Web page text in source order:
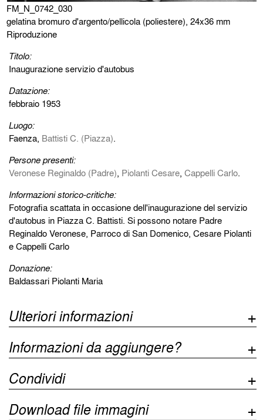
FM_N_0742_030
gelatina bromuro d'argento/pellicola (poliestere), 24x36 mm
Riproduzione
Titolo:
Inaugurazione servizio d'autobus
Datazione:
febbraio 1953
Luogo:
Faenza, Battisti C. (Piazza).
Persone presenti:
Veronese Reginaldo (Padre), Piolanti Cesare,Cappelli Carlo.
Informazioni storico-critiche:
Fotografia scattata in occasione dell'inaugurazione del servizio
d'autobus in Piazza C. Battisti. Si possono notare Padre
Reginaldo Veronese, Parroco di San Domenico, Cesare Piolanti
e Cappelli Carlo
Donazione:
Baldassari Piolanti Maria
Ulteriori informazioni
Informazioni da aggiungere?
Condividi
Download file immagini